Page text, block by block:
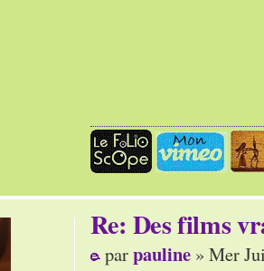
Re: Des films
parpauline » Mer